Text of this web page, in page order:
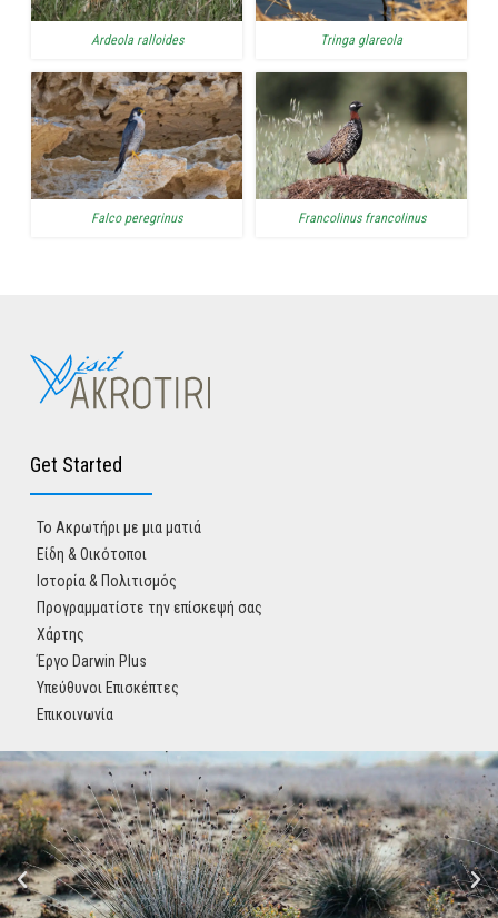
Ardeola ralloides Tringa glareola
Falco peregrinus Francolinus francolinus
Get Started
Το Ακρωτήρι με μια ματιά
Είδη & Οικότοποι
Ιστορία & Πολιτισμός
Προγραμματίστε την επίσκεψή σας
Χάρτης
Έργο Darwin Plus
Υπεύθυνοι Επισκέπτες
Επικοινωνία